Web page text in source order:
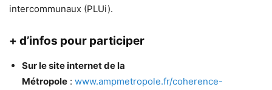
intercommunaux (PLUi).
+ d’infos pour participer
Sur le site internet de la
Métropole : www.ampmetropole.fr/coherence-